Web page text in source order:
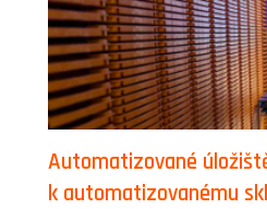
Automatizované
k automatizovanému